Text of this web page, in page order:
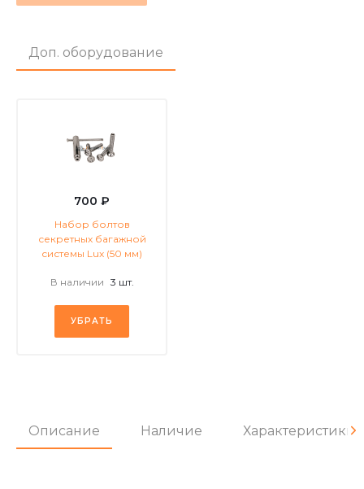
Доп. оборудование
700 ₽
Набор болтов
секретных багажной
системы Lux (50 мм)
В наличии 3 шт.
УБРАТЬ
Описание Наличие Характеристики